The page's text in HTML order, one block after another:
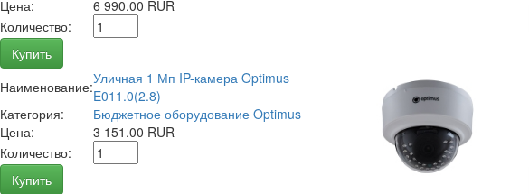
Цена:
6 990.00 RUR
Количество:
Купить
Наименование:Уличная 1 Мп IP-камера Optimus
E011.0(2.8)
Категория:
Бюджетное оборудование Optimus
Цена:
3 151.00 RUR
Количество:
Купить